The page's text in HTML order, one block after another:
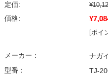
定価:
価格:
[ポイ
メーカー：
ナガ
型番：
TJ-